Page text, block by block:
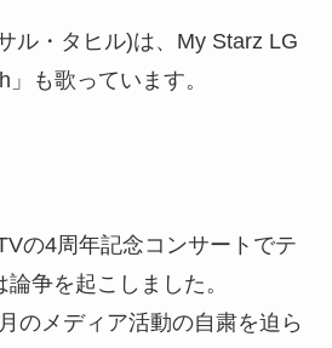
ル・タヒル)は、My Starz LG
も歌っています。
の4周年記念コンサートでテ
争を起こしました。
のメディア活動の自粛を迫ら